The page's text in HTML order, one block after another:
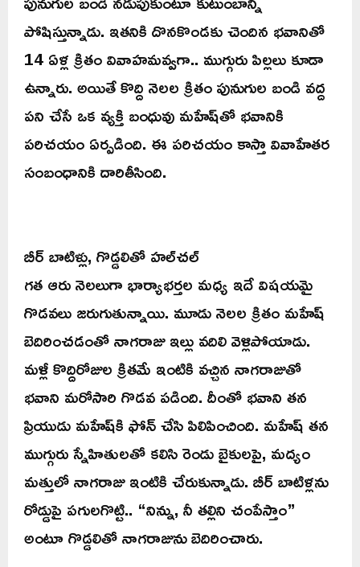
పోషిస్తున్నాడు. ఇతనికి దొనకొండకు చెందిన భవానితో
14 ఏళ్ల క్రితం వివాహమవ్వగా.. ముగ్గురు పిల్లలు కూడా
ఉన్నారు. అయితే కొద్ది నెలల క్రితం పునుగుల బండి వద్ద
పని చేసే ఒక వ్యక్తి బంధువు మహేష్‌‌తో భవానికి
పరిచయం ఏర్పడింది. ఈ పరిచయం కాస్తా వివాహేతర
సంబంధానికి దారితీసింది.
బీర్ బాటిళ్లు, గొడ్డలితో హల్‌చల్
గత ఆరు నెలలుగా భార్యాభర్తల మధ్య ఇదే విషయమై
గొడవలు జరుగుతున్నాయి. మూడు నెలల క్రితం మహేష్
బెదిరించడంతో నాగరాజు ఇల్లు వదిలి వెళ్లిపోయాడు.
మళ్లీ కొద్దిరోజుల క్రితమే ఇంటికి వచ్చిన నాగరాజుతో
భవాని మరోసారి గొడవ పడింది. దీంతో భవాని తన
ప్రియుడు మహేష్‌కి ఫోన్ చేసి పిలిపించింది. మహేష్ తన
ముగ్గురు స్నేహితులతో కలిసి రెండు బైకులపై, మద్యం
మత్తులో నాగరాజు ఇంటికి చేరుకున్నాడు. బీర్ బాటిళ్లను
రోడ్డుపై పగులగొట్టి.. “నిన్ను, నీ తల్లిని చంపేస్తాం”
అంటూ గొడ్డలితో నాగరాజును బెదిరించారు.